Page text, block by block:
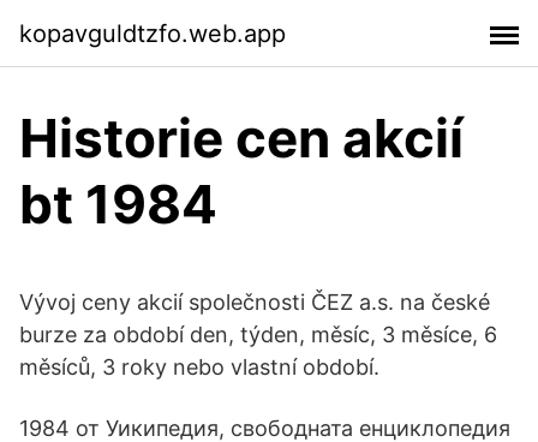
kopavguldtzfo.web.app
Historie cen akcií
bt 1984
Vývoj ceny akcií společnosti ČEZ a.s. na české
burze za období den, týden, měsíc, 3 měsíce, 6
měsíců, 3 roky nebo vlastní období.
1984 от Уикипедия, свободната енциклопедия